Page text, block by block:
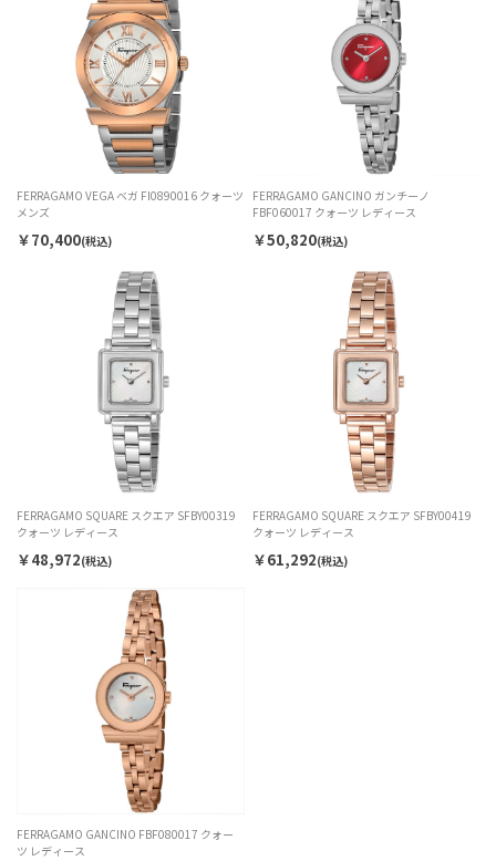
FERRAGAMO VEGA ベガ FI0890016 クォーツ
メンズ
￥70,400(税込)
FERRAGAMO GANCINO ガンチーノ
FBF060017 クォーツ レディース
￥50,820(税込)
FERRAGAMO SQUARE スクエア SFBY00319
クォーツ レディース
￥48,972(税込)
FERRAGAMO SQUARE スクエア SFBY00419
クォーツ レディース
￥61,292(税込)
FERRAGAMO GANCINO FBF080017 クォー
ツ レディース